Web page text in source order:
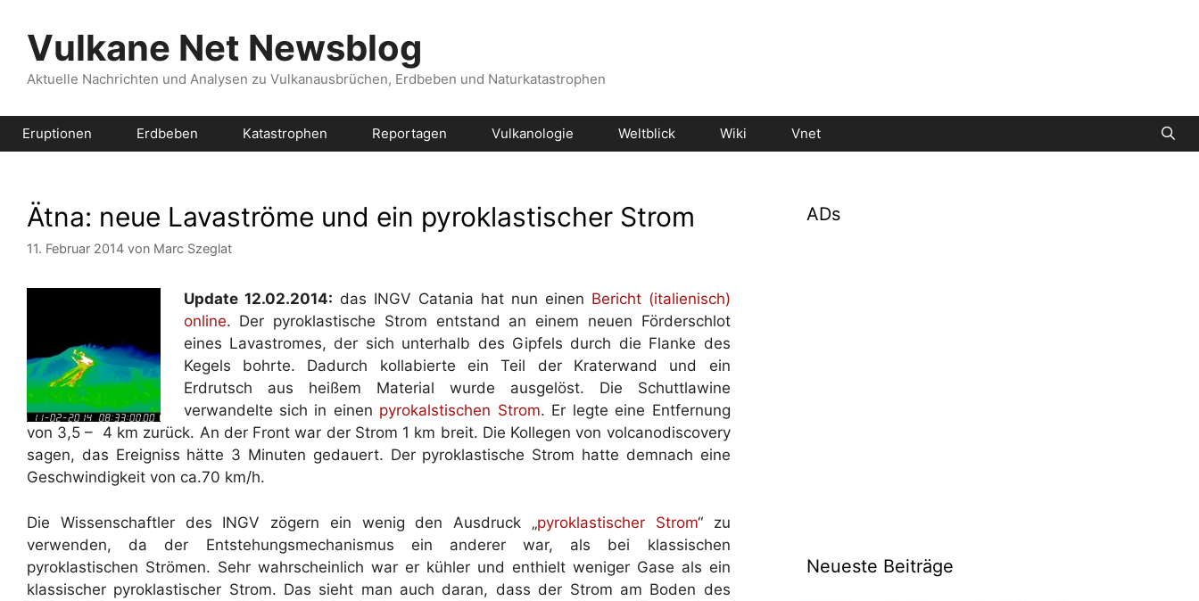
Inhalt
springenVulkane Net Newsblog
Aktuelle Nachrichten und Analysen zu Vulkanausbrüchen, Erdbeben und Naturkatastrophen
Eruptionen Erdbeben Katastrophen Reportagen Vulkanologie Weltblick Wiki Vnet
Ätna: neue Lavaströme und ein pyroklastischer Strom
11. Februar 2014 von Marc Szeglat
Update 12.02.2014: das INGV Catania hat nun einen Bericht (italienisch)
online. Der pyroklastische Strom entstand an einem neuen Förderschlot
eines Lavastromes, der sich unterhalb des Gipfels durch die Flanke des
Kegels bohrte. Dadurch kollabierte ein Teil der Kraterwand und ein
Erdrutsch aus heißem Material wurde ausgelöst. Die Schuttlawine
verwandelte sich in einen pyrokalstischen Strom. Er legte eine Entfernung
von 3,5 – 4 km zurück. An der Front war der Strom 1 km breit. Die Kollegen von volcanodiscovery
sagen, das Ereigniss hätte 3 Minuten gedauert. Der pyroklastische Strom hatte demnach eine
Geschwindigkeit von ca.70 km/h.
Die Wissenschaftler des INGV zögern ein wenig den Ausdruck „pyroklastischer Strom“ zu
verwenden, da der Entstehungsmechanismus ein anderer war, als bei klassischen
pyroklastischen Strömen. Sehr wahrscheinlich war er kühler und enthielt weniger Gase als ein
klassischer pyroklastischer Strom. Das sieht man auch daran, dass der Strom am Boden des
ADs
Neueste Beiträge